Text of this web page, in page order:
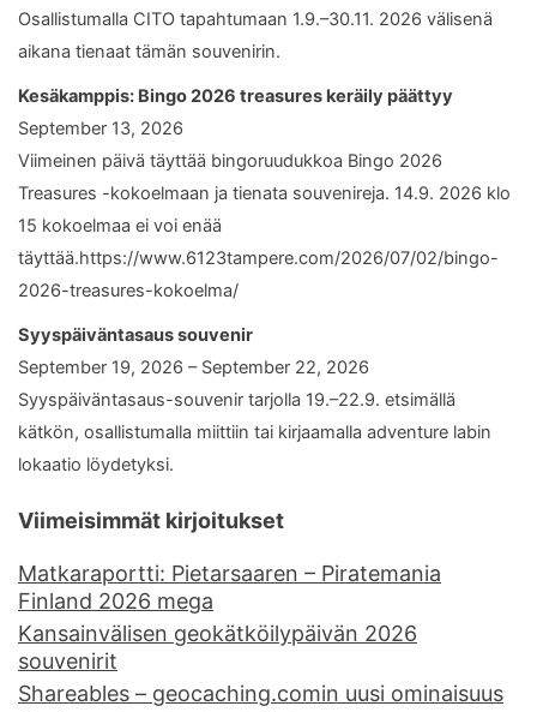
Osallistumalla CITO tapahtumaan 1.9.–30.11. 2026 välisenä
aikana tienaat tämän souvenirin.
Kesäkamppis: Bingo 2026 treasures keräily päättyy
September 13, 2026
Viimeinen päivä täyttää bingoruudukkoa Bingo 2026
Treasures -kokoelmaan ja tienata souvenireja. 14.9. 2026 klo
15 kokoelmaa ei voi enää
täyttää.https://www.6123tampere.com/2026/07/02/bingo-
2026-treasures-kokoelma/
Syyspäiväntasaus souvenir
September 19, 2026 – September 22, 2026
Syyspäiväntasaus-souvenir tarjolla 19.–22.9. etsimällä
kätkön, osallistumalla miittiin tai kirjaamalla adventure labin
lokaatio löydetyksi.
Viimeisimmät kirjoitukset
Matkaraportti: Pietarsaaren – Piratemania
Finland 2026 mega
Kansainvälisen geokätköilypäivän 2026
souvenirit
Shareables – geocaching.comin uusi ominaisuus